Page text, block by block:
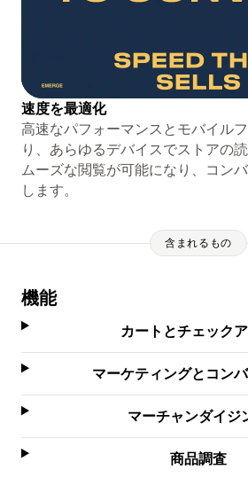
速度を最適化
高速なパフォーマンスとモバイル
り、あらゆるデバイスでストアの
ムーズな閲覧が可能になり、コン
します。
含まれるもの
機能
カートとチェック
マーケティングとコン
マーチャンダイジ
商品調査